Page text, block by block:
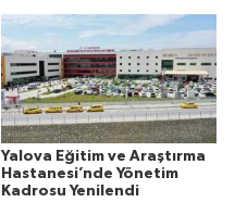
Yalova Eğitim ve Araştırma
Hastanesi’nde Yönetim
Kadrosu Yenilendi